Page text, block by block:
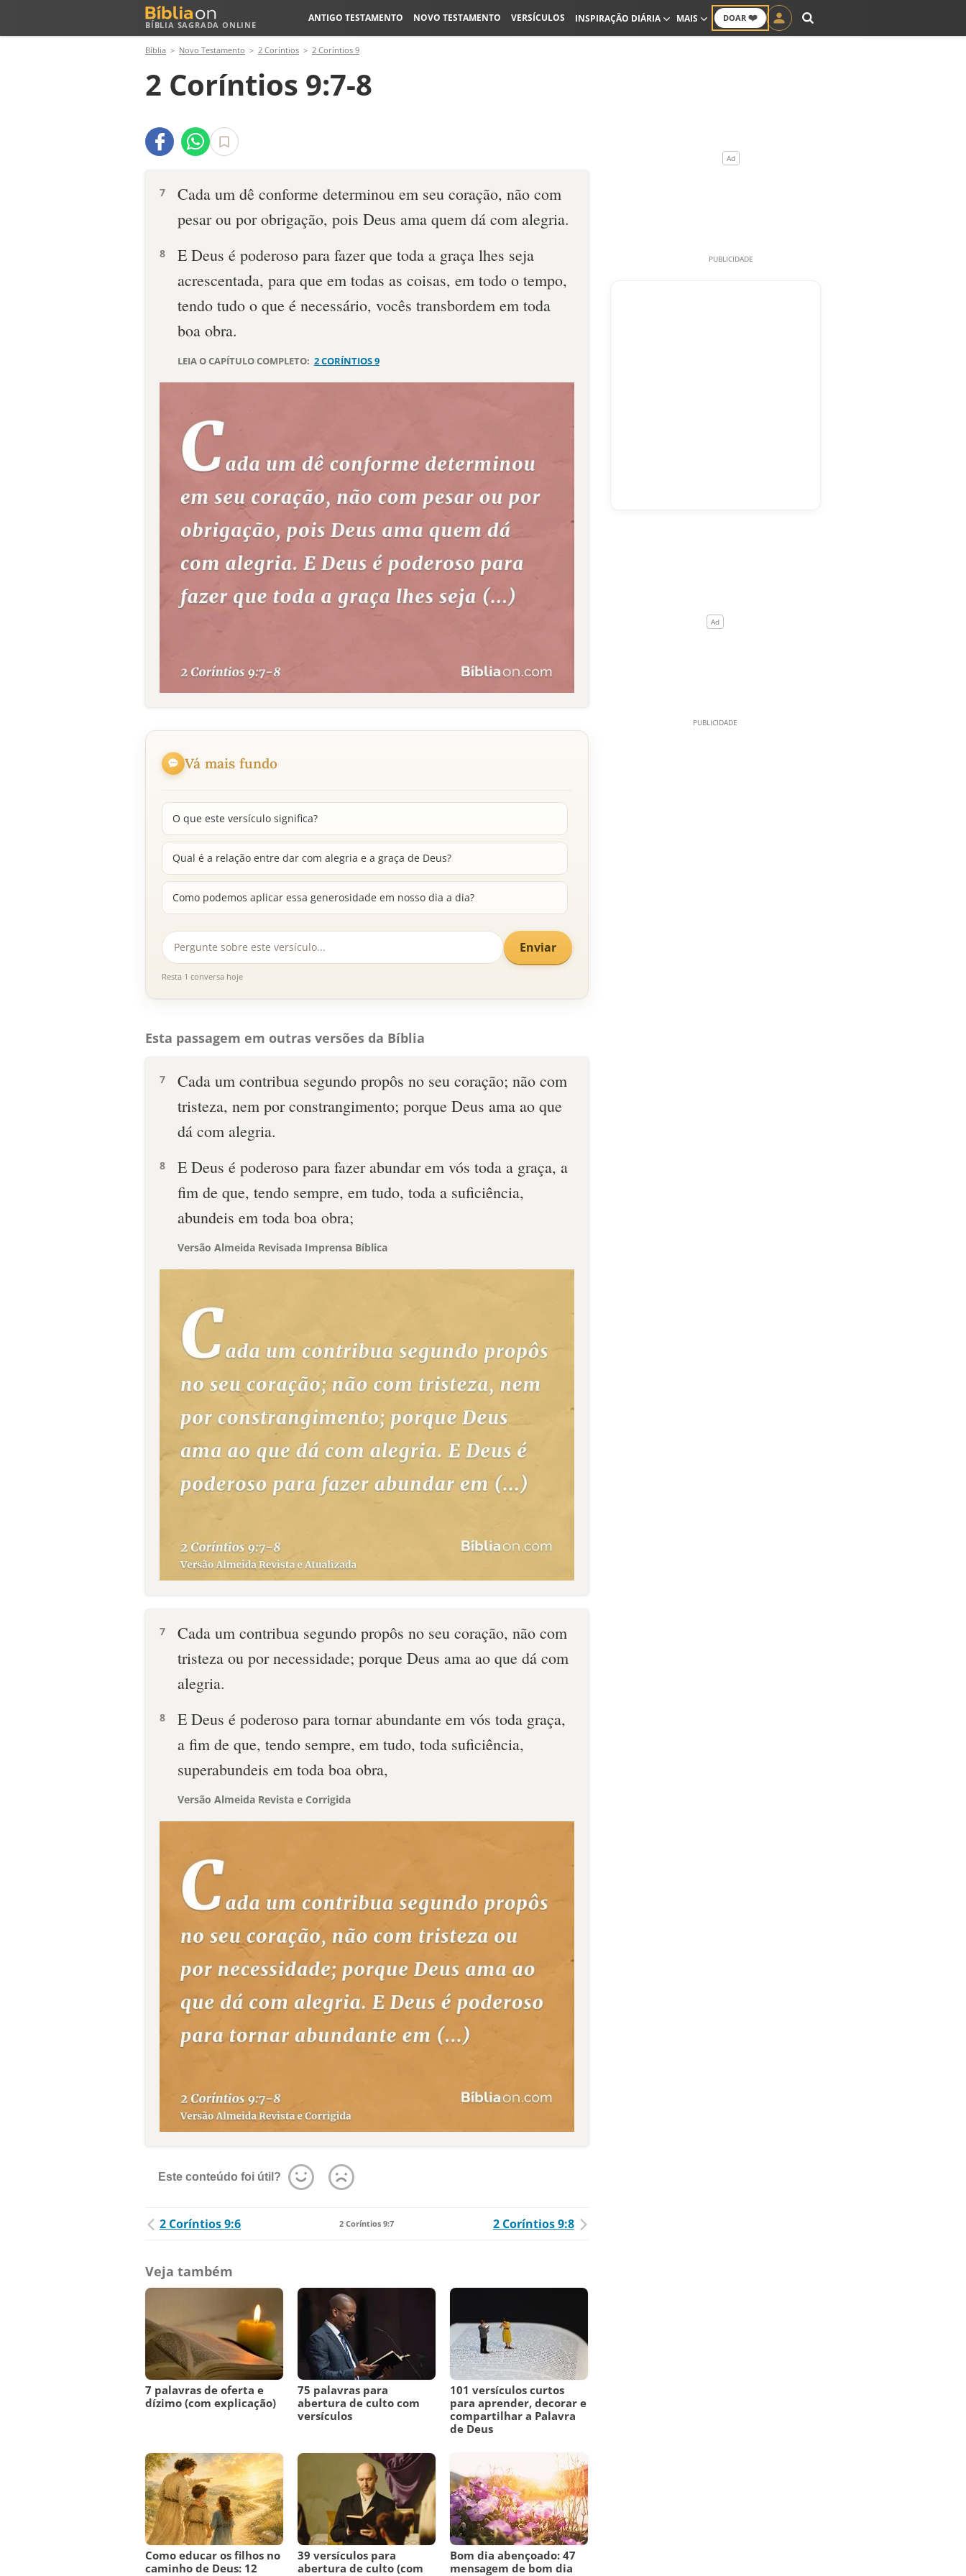
BÍBLIA SAGRADA ONLINE
DOAR ❤️
ANTIGO TESTAMENTO NOVO TESTAMENTO VERSÍCULOS INSPIRAÇÃO DIÁRIA MAIS
Bíblia Novo Testamento 2 Coríntios 2 Coríntios 9
2 Coríntios 9:7-8
7
Cada um dê conforme determinou em seu coração, não com
pesar ou por obrigação, pois Deus ama quem dá com alegria.
8
E Deus é poderoso para fazer que toda a graça lhes seja
acrescentada, para que em todas as coisas, em todo o tempo,
tendo tudo o que é necessário, vocês transbordem em toda
boa obra.
LEIA O CAPÍTULO COMPLETO: 2 CORÍNTIOS 9
Vá mais fundo
O que este versículo significa?
Qual é a relação entre dar com alegria e a graça de Deus?
Como podemos aplicar essa generosidade em nosso dia a dia?
Enviar
Resta 1 conversa hoje
Esta passagem em outras versões da Bíblia
7
Cada um contribua segundo propôs no seu coração; não com
tristeza, nem por constrangimento; porque Deus ama ao que
dá com alegria.
8
E Deus é poderoso para fazer abundar em vós toda a graça, a
fim de que, tendo sempre, em tudo, toda a suficiência,
abundeis em toda boa obra;
Versão Almeida Revisada Imprensa Bíblica
7
Cada um contribua segundo propôs no seu coração, não com
tristeza ou por necessidade; porque Deus ama ao que dá com
alegria.
8
E Deus é poderoso para tornar abundante em vós toda graça,
a fim de que, tendo sempre, em tudo, toda suficiência,
superabundeis em toda boa obra,
Versão Almeida Revista e Corrigida
Este conteúdo foi útil?
2 Coríntios 9:6 2 Coríntios 9:7 2 Coríntios 9:8
Veja também
7 palavras de oferta e
dízimo (com explicação)
75 palavras para
abertura de culto com
versículos
101 versículos curtos
para aprender, decorar e
compartilhar a Palavra
de Deus
Como educar os filhos no
caminho de Deus: 12
39 versículos para
abertura de culto (com
Bom dia abençoado: 47
mensagem de bom dia